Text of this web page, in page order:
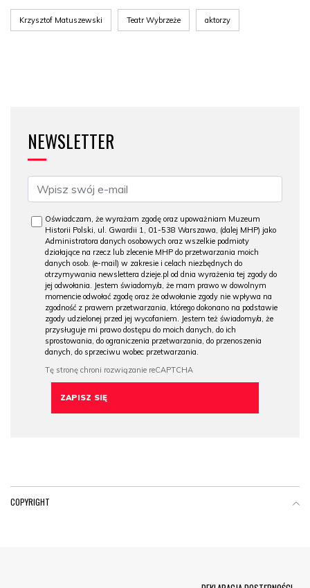
Krzysztof Matuszewski Teatr Wybrzeże aktorzy
NEWSLETTER
Oświadczam, że wyrażam zgodę oraz upoważniam Muzeum
Historii Polski, ul. Gwardii 1, 01-538 Warszawa, (dalej MHP) jako
Administratora danych osobowych oraz wszelkie podmioty
działające na rzecz lub zlecenie MHP do przetwarzania moich
danych osob. (e-mail) w zakresie i celach niezbędnych do
otrzymywania newslettera dzieje.pl od dnia wyrażenia tej zgody do
jej odwołania. Jestem świadomy/a, że mam prawo w dowolnym
momencie odwołać zgodę oraz że odwołanie zgody nie wpływa na
zgodność z prawem przetwarzania, którego dokonano na podstawie
zgody udzielonej przed jej wycofaniem. Jestem też świadomy/a, że
przysługuje mi prawo dostępu do moich danych, do ich
sprostowania, do ograniczenia przetwarzania, do przenoszenia
danych, do sprzeciwu wobec przetwarzania.
COPYRIGHT